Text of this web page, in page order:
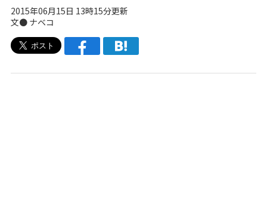
2015年06月15日 13時15分更新
文● ナベコ